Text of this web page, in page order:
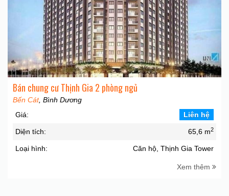
Bán chung cư Thịnh Gia 2 phòng ngủ
Bến Cát, Bình Dương
Giá:
Liên hệ
Diện tích: 65,6 m2
Loại hình: Căn hộ, Thịnh Gia Tower
Xem thêm